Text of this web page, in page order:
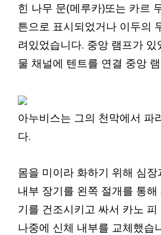
힌 나무 문(메루카)또는 카르
튼으로 표시되었거나 이두의
려있었습니다. 중앙 램프가
물 채널에 텐트를 연결 중앙
아누비스는 그의 천막에서 파
다.
몸을 미이라 화하기 위해 심
내부 장기를 왼쪽 절개를 통
기를 건조시키고 싸서 카노
나중에 신체 내부를 교체했습